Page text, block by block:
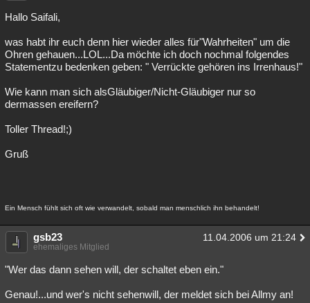
Hallo Saifali,
was habt ihr euch denn hier wieder alles für"Wahrheiten" um die
Ohren gehauen...LOL...Da möchte ich doch nochmal folgendes
Statementzu bedenken geben: " Verrückte gehören ins Irrenhaus!"
Wie kann man sich alsGläubiger/Nicht-Gläubiger nur so
dermassen ereifern?
Toller Thread!;)
Gruß
Ein Mensch fühlt sich oft wie verwandelt, sobald man menschlich ihn behandelt!
gsb23 11.04.2006 um 21:24
ehemaliges Mitglied
"Wer das dann sehen will, der schaltet eben ein."
Genau!...und wer's nicht sehenwill, der meldet sich bei Allmy an!